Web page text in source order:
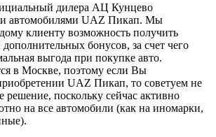
дилера АЦ Кунцево
автомобилями UAZ Пикап. Мы
клиенту возможность получить
бонусов, за счет чего
выгода при покупке авто.
в Москве, поэтому если Вы
UAZ Пикап, то советуем не
решение, поскольку сейчас активно
на все автомобили (как на иномарки,